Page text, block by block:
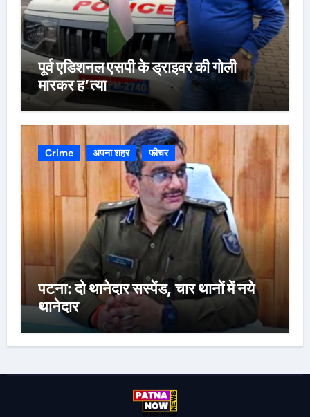
पूर्व एडिशनल एसपी के ड्राइवर की गोली
मारकर ह’त्या
Crime अपना शहर फीचर
पटना: दो थानेदार सस्पेंड, चार थानों में नये
थानेदार